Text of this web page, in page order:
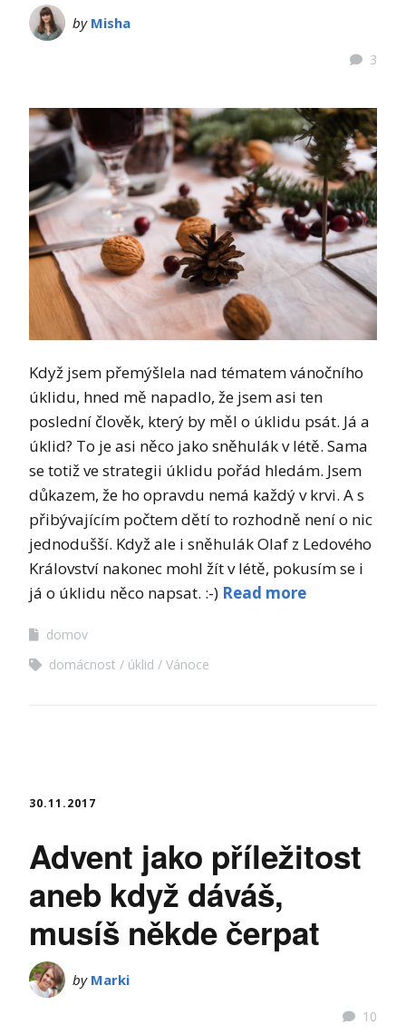
by Misha
3
Když jsem přemýšlela nad tématem vánočního
úklidu, hned mě napadlo, že jsem asi ten
poslední člověk, který by měl o úklidu psát. Já a
úklid? To je asi něco jako sněhulák v létě. Sama
se totiž ve strategii úklidu pořád hledám. Jsem
důkazem, že ho opravdu nemá každý v krvi. A s
přibývajícím počtem dětí to rozhodně není o nic
jednodušší. Když ale i sněhulák Olaf z Ledového
Království nakonec mohl žít v létě, pokusím se i
já o úklidu něco napsat. :-) Read more
domov
domácnost
úklid Vánoce
30.11.2017
Advent jako příležitost
aneb když dáváš,
musíš někde čerpat
by Marki
10